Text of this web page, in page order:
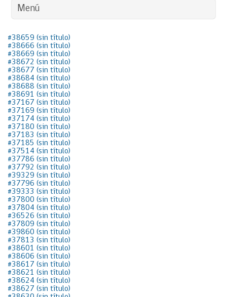
Menú
#38659 (sin título)
#38666 (sin título)
#38669 (sin título)
#38672 (sin título)
#38677 (sin título)
#38684 (sin título)
#38688 (sin título)
#38691 (sin título)
#37167 (sin título)
#37169 (sin título)
#37174 (sin título)
#37180 (sin título)
#37183 (sin título)
#37185 (sin título)
#37514 (sin título)
#37786 (sin título)
#37792 (sin título)
#39329 (sin título)
#37796 (sin título)
#39333 (sin título)
#37800 (sin título)
#37804 (sin título)
#36526 (sin título)
#37809 (sin título)
#39860 (sin título)
#37813 (sin título)
#38601 (sin título)
#38606 (sin título)
#38617 (sin título)
#38621 (sin título)
#38624 (sin título)
#38627 (sin título)